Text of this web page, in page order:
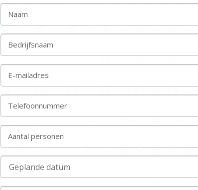
Naam
Bedrijfsnaam
E-mailadres
Telefoonnummer
Aantal personen